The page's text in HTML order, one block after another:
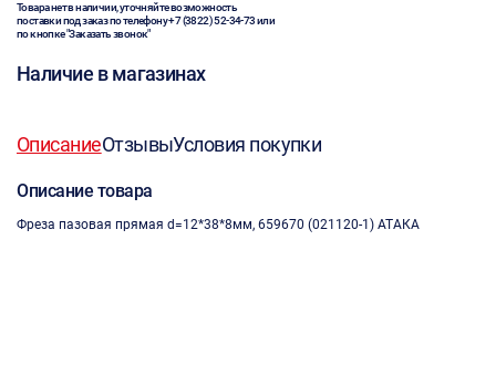
Товара нет в наличии, уточняйте возможность
поставки под заказ по телефону+7 (3822) 52-34-73или
по кнопке "Заказать звонок"
Наличие в магазинах
ОписаниеОтзывыУсловия покупки
Описание товара
Фреза пазовая прямая d=12*38*8мм, 659670 (021120-1) АТАКА